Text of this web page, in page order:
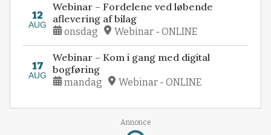
12
AUG
Webinar – Fordelene ved løbende
aflevering af bilag
onsdag Webinar - ONLINE
17
AUG
Webinar – Kom i gang med digital
bogføring
mandag Webinar - ONLINE
Annonce